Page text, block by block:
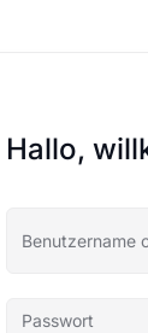
Hallo,